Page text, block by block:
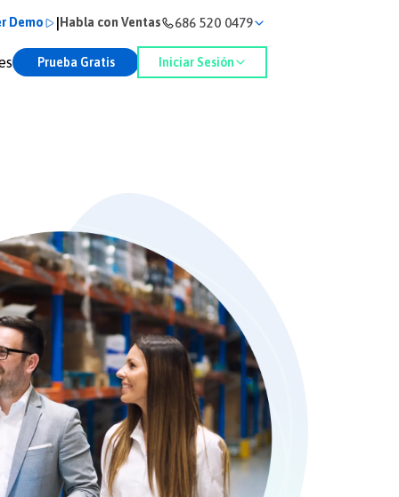
Prueba Gratis Iniciar Sesión
Demo Habla con Ventas 686 520 0479